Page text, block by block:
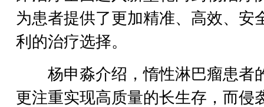
为患者提供了更加精准、高效、安
利的治疗选择。
杨申淼介绍，惰性淋巴瘤患者
更注重实现高质量的长生存，而侵